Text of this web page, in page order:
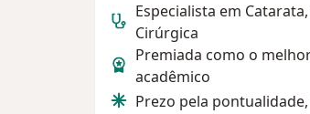
Especialista em
Cirúrgica
Premiada como o
acadêmico
Prezo pela